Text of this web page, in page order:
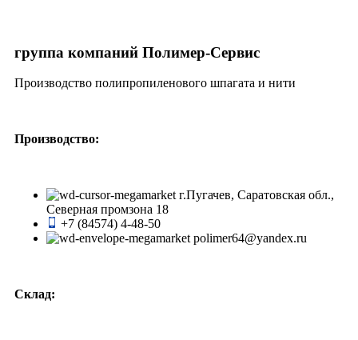
группа компаний Полимер-Сервис
Производство полипропиленового шпагата и нити
Производство:
г.Пугачев, Саратовская обл.,
Северная промзона 18
+7 (84574) 4-48-50
polimer64@yandex.ru
Склад: